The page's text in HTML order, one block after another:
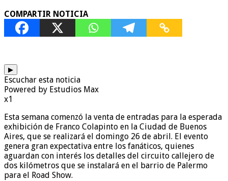
COMPARTIR NOTICIA
▶
Escuchar esta noticia
Powered by Estudios Max
x1
Esta semana comenzó la venta de entradas para la esperada
exhibición de Franco Colapinto en la Ciudad de Buenos
Aires, que se realizará el domingo 26 de abril. El evento
genera gran expectativa entre los fanáticos, quienes
aguardan con interés los detalles del circuito callejero de
dos kilómetros que se instalará en el barrio de Palermo
para el Road Show.